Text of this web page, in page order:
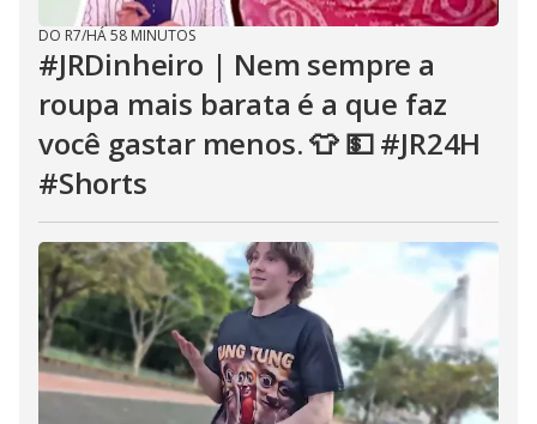
DO R7/HÁ 58 MINUTOS
#JRDinheiro | Nem sempre a
roupa mais barata é a que faz
você gastar menos. 👕 💵 #JR24H
#Shorts